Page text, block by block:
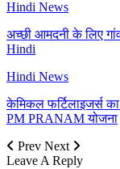
Hindi News
अच्छी आमदनी के लिए
Hindi
Hindi News
केमिकल फर्टिलाइजर्स
PM PRANAM योजना
Prev Next
Leave A Reply